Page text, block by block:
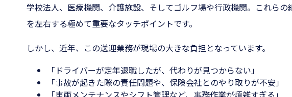
学校法人、医療機関、介護施設、そしてゴルフ場や行政機関。これら
を左右する極めて重要なタッチポイントです。
しかし、近年、この送迎業務が現場の大きな負担となっています。
「ドライバーが定年退職したが、代わりが見つからない」
「事故が起きた際の責任問題や、保険会社とのやり取りが不安」
「車両メンテナンスやシフト管理など、事務作業が煩雑すぎる」